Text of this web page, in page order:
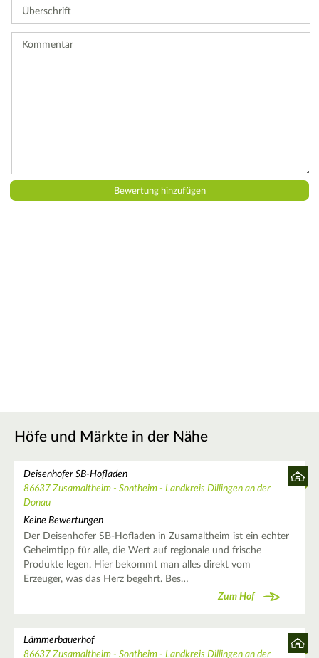
eine
Höfe und Märkte in der Nähe
Deisenhofer SB-Hofladen
86637 Zusamaltheim - Sontheim - Landkreis Dillingen an der
Donau
Keine Bewertungen
Der Deisenhofer SB-Hofladen in Zusamaltheim ist ein echter
Geheimtipp für alle, die Wert auf regionale und frische
Produkte legen. Hier bekommt man alles direkt vom
Erzeuger, was das Herz begehrt. Bes…
Zum Hof
Lämmerbauerhof
86637 Zusamaltheim - Sontheim - Landkreis Dillingen an der